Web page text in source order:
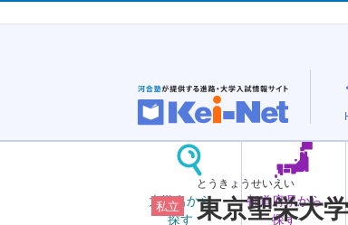
大学名から
探す
都道府県から
探す
私立
とうきょうせいえい
東京聖栄大学